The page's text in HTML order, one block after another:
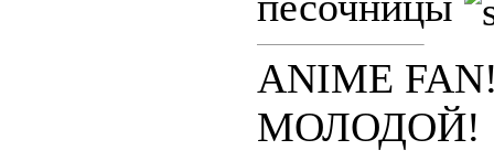
Расслабухи
Вот обзор с
посмотрите,
ANIME
МОЛОДОЙ!